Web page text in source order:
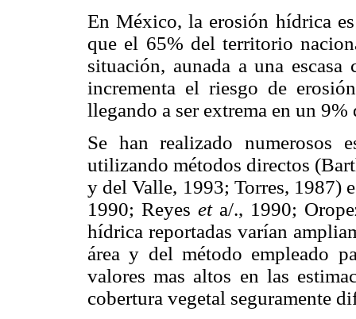
En México, la erosión hídrica
que el 65% del territorio
situación, aunada a una
incrementa el riesgo de
llegando a ser extrema en un
Se han realizado numerosos
utilizando métodos directos
y del Valle, 1993; Torres, 1987)
1990; Reyeseta/., 1990;
hídrica reportadas varían
área y del método empleado
valores mas altos en las
cobertura vegetal seguramente